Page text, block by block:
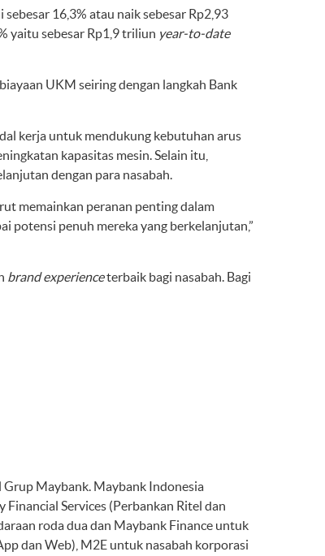
16,3% atau naik sebesar Rp2,93
yaitu sebesar Rp1,9 triliun year-to-date
UKM seiring dengan langkah Bank
kerja untuk mendukung kebutuhan arus
kapasitas mesin. Selain itu,
dengan para nasabah.
memainkan peranan penting dalam
potensi penuh mereka yang berkelanjutan,”
brand experienceterbaik bagi nasabah. Bagi
Maybank. Maybank Indonesia
Services (Perbankan Ritel dan
roda dua dan Maybank Finance untuk
dan Web), M2E untuk nasabah korporasi